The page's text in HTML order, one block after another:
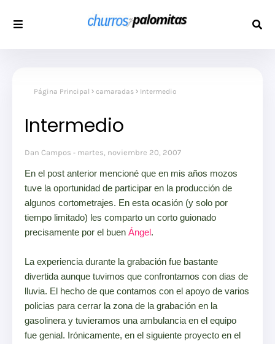
Página Principal camaradas Intermedio
Intermedio
Dan Campos martes, noviembre 20, 2007
En el post anterior mencioné que en mis años mozos
tuve la oportunidad de participar en la producción de
algunos cortometrajes. En esta ocasión (y solo por
tiempo limitado) les comparto un corto guionado
precisamente por el buen Ángel.
La experiencia durante la grabación fue bastante
divertida aunque tuvimos que confrontarnos con dias de
lluvia. El hecho de que contamos con el apoyo de varios
policias para cerrar la zona de la grabación en la
gasolinera y tuvieramos una ambulancia en el equipo
fue genial. Irónicamente, en el siguiente proyecto en el